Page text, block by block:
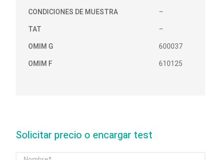
CONDICIONES DE MUESTRA
–
TAT
–
OMIM G
600037
OMIM F
610125
Solicitar precio o encargar test